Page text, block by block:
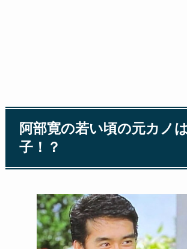
阿部寛の若い頃の元カノ
子！？